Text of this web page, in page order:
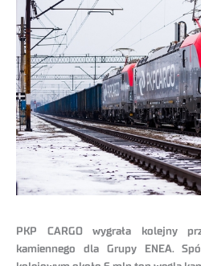
PKP CARGO wygrała kolejny
kamiennego dla Grupy ENEA.